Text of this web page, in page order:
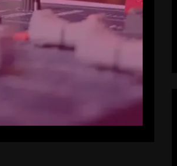
Großstadtlichter sprechen.